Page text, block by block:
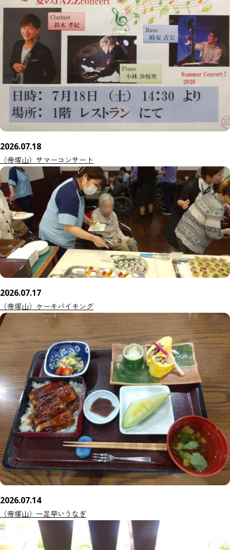
2026.07.18
（帝塚山）サマーコンサート
2026.07.17
（帝塚山）ケーキバイキング
2026.07.14
（帝塚山）一足早いうなぎ